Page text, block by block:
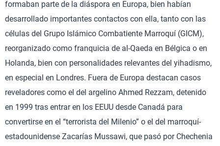
formaban parte de la diáspora en Europa, bien habían
desarrollado importantes contactos con ella, tanto con las
células del Grupo Islámico Combatiente Marroquí (GICM),
reorganizado como franquicia de al-Qaeda en Bélgica o en
Holanda, bien con personalidades relevantes del yihadismo,
en especial en Londres. Fuera de Europa destacan casos
reveladores como el del argelino Ahmed Rezzam, detenido
en 1999 tras entrar en los EEUU desde Canadá para
convertirse en el “terrorista del Milenio” o el del marroquí-
estadounidense Zacarías Mussawi, que pasó por Chechenia